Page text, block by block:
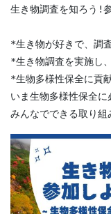
生き物調査を知ろう!
*生き物が好きで、調
*生き物調査を実施し
*生物多様性保全に貢
いま生物多様性保全
みんなでできる取り